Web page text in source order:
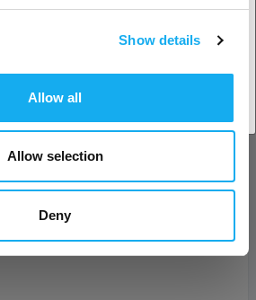
Show details
Allow all
Allow selection
Deny